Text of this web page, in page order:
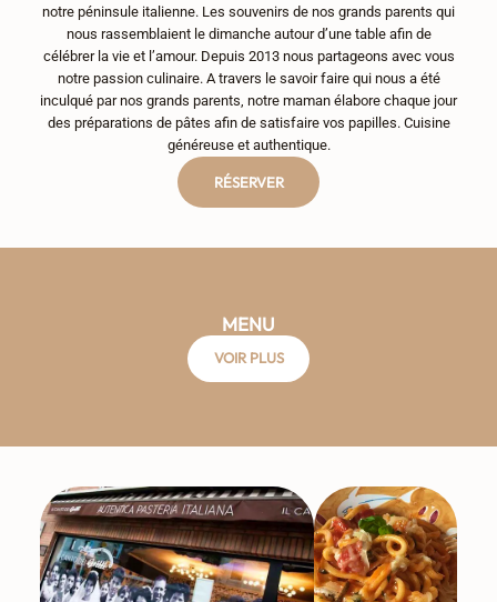
notre péninsule italienne. Les souvenirs de nos grands parents qui
nous rassemblaient le dimanche autour d’une table afin de
célébrer la vie et l’amour. Depuis 2013 nous partageons avec vous
notre passion culinaire. A travers le savoir faire qui nous a été
inculqué par nos grands parents, notre maman élabore chaque jour
des préparations de pâtes afin de satisfaire vos papilles. Cuisine
généreuse et authentique.
RÉSERVER
MENU
VOIR PLUS